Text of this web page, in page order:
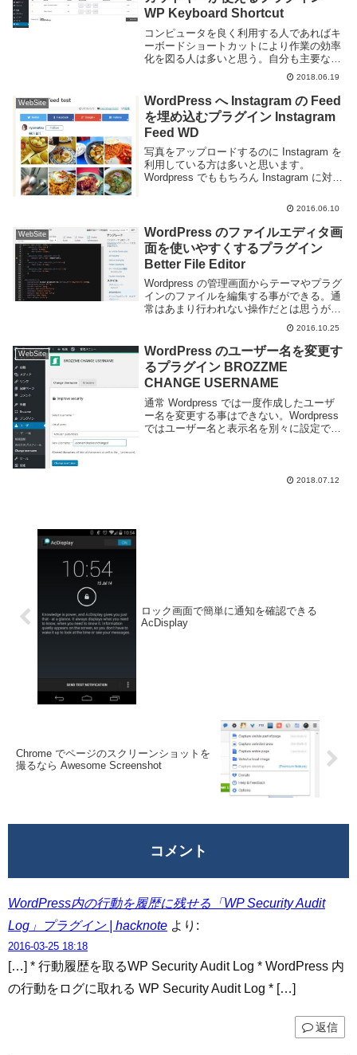
WP Keyboard Shortcut
コンピュータを良く利用する人であればキ
ーボードショートカットにより作業の効率
化を図る人は多いと思う。自分も主要な操
作はほとんどショートカットキーを利用し
ている。それは Web サイトでも同様だ。
Twitter や Facebook, Goo...
2018.06.19
WebSite
WordPress へ Instagram の Feed
を埋め込むプラグイン Instagram
Feed WD
写真をアップロードするのに Instagram を
利用している方は多いと思います。
Wordpress でももちろん Instagram に対応
記述するだけでアップロードした写真を表
2016.06.10
WebSite
WordPress のファイルエディタ画
面を使いやすくするプラグイン
Better File Editor
Wordpress の管理画面からテーマやプラグ
インのファイルを編集する事ができる。通
常はあまり行われない操作だとは思うが、
ちょっとした編集を行ったり単にファイル
の中身を確認したりするのには便利だ。し
かし標準のエディタ画面はただテキストを
表...
2016.10.25
WebSite
WordPress のユーザー名を変更す
るプラグイン BROZZME
CHANGE USERNAME
通常 Wordpress では一度作成したユーザ
ー名を変更する事はできない。Wordpress
ではユーザー名と表示名を別々に設定でき
2018.07.12
ロック画面で簡単に通知を確認できる
AcDisplay
Chrome でページのスクリーンショットを
撮るなら Awesome Screenshot
コメント
WordPress内の行動を履歴に残せる「WP Security Audit
Log」プラグイン | hacknote より:
2016-03-25 18:18
[…] * 行動履歴を取るWP Security Audit Log * WordPress 内
の行動をログに取れる WP Security Audit Log * […]
返信